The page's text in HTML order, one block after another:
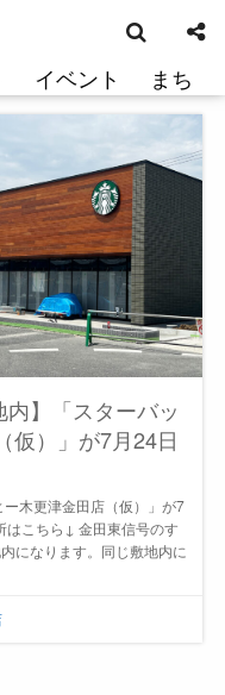
イベント まち
索
内】「スターバッ
仮）」が7月24日
木更津金田店（仮）」が7
はこちら↓ 金田東信号のす
になります。同じ敷地内に